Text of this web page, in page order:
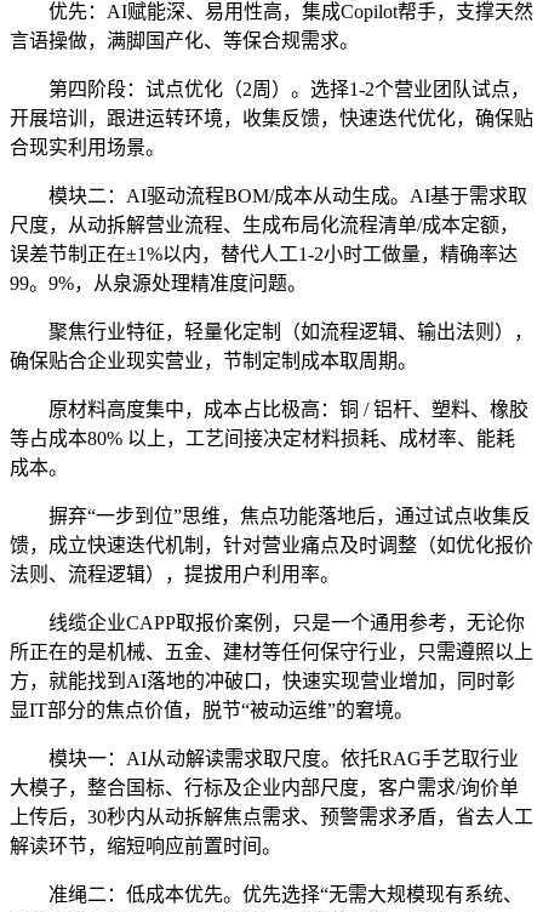
优先：AI赋能深、易用性高，集成Copilot帮手，支撑天然
言语操做，满脚国产化、等保合规需求。
第四阶段：试点优化（2周）。选择1-2个营业团队试点，
开展培训，跟进运转环境，收集反馈，快速迭代优化，确保贴
合现实利用场景。
模块二：AI驱动流程BOM/成本从动生成。AI基于需求取
尺度，从动拆解营业流程、生成布局化流程清单/成本定额，
误差节制正在±1%以内，替代人工1-2小时工做量，精确率达
99。9%，从泉源处理精准度问题。
聚焦行业特征，轻量化定制（如流程逻辑、输出法则），
确保贴合企业现实营业，节制定制成本取周期。
原材料高度集中，成本占比极高：铜 / 铝杆、塑料、橡胶
等占成本80% 以上，工艺间接决定材料损耗、成材率、能耗
成本。
摒弃“一步到位”思维，焦点功能落地后，通过试点收集反
馈，成立快速迭代机制，针对营业痛点及时调整（如优化报价
法则、流程逻辑），提拔用户利用率。
线缆企业CAPP取报价案例，只是一个通用参考，无论你
所正在的是机械、五金、建材等任何保守行业，只需遵照以上
方，就能找到AI落地的冲破口，快速实现营业增加，同时彰
显IT部分的焦点价值，脱节“被动运维”的窘境。
模块一：AI从动解读需求取尺度。依托RAG手艺取行业
大模子，整合国标、行标及企业内部尺度，客户需求/询价单
上传后，30秒内从动拆解焦点需求、预警需求矛盾，省去人工
解读环节，缩短响应前置时间。
准绳二：低成本优先。优先选择“无需大规模现有系统、